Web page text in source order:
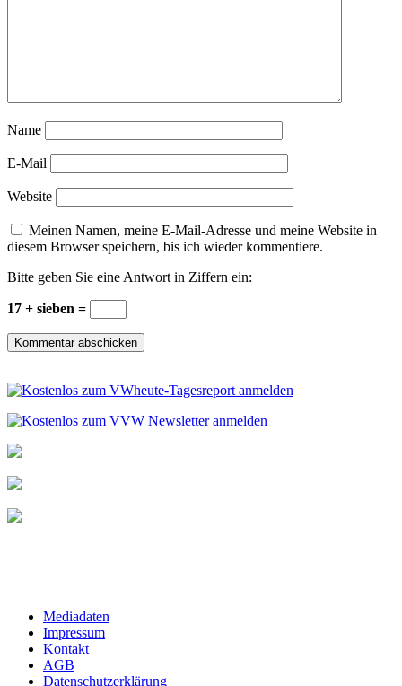
Name
E-Mail
Website
Meinen Namen, meine E-Mail-Adresse und meine Website in
diesem Browser speichern, bis ich wieder kommentiere.
Bitte geben Sie eine Antwort in Ziffern ein:
17 + sieben =
Mediadaten
Impressum
Kontakt
AGB
Datenschutzerklärung